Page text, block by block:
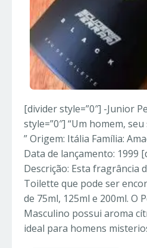
[divider style=”0″] -Junior
style=”0″] “Um homem,
” Origem: Itália Família:
Data de lançamento: 1999
Descrição: Esta fragrância
Toilette que pode ser
de 75ml, 125ml e 200ml. O
Masculino possui aroma
ideal para homens